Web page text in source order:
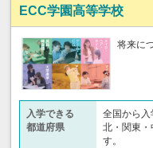
ECC学園高等学校
将来に
入学できる
都道府県
全国から
北・関東・
す。